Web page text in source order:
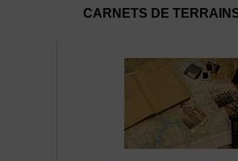
CARNETS DE